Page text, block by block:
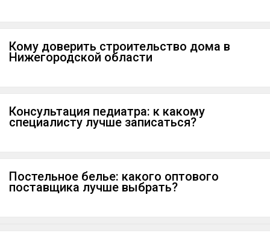
Кому доверить строительство дома в
Нижегородской области
Консультация педиатра: к какому
специалисту лучше записаться?
Постельное белье: какого оптового
поставщика лучше выбрать?